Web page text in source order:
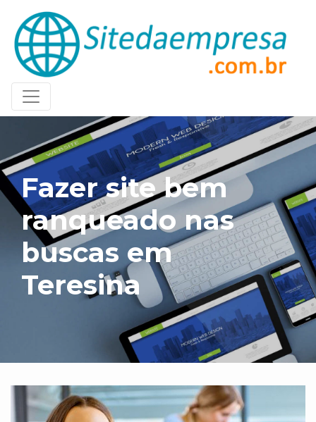
Fazer site bem
ranqueado nas
buscas em
Teresina